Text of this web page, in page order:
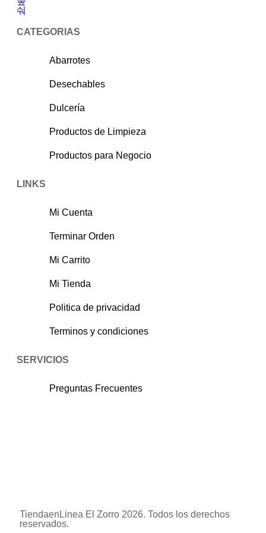
CATEGORIAS
Abarrotes
Desechables
Dulcería
Productos de Limpieza
Productos para Negocio
LINKS
Mi Cuenta
Terminar Orden
Mi Carrito
Mi Tienda
Politica de privacidad
Terminos y condiciones
SERVICIOS
Preguntas Frecuentes
TiendaenLinea El Zorro 2026. Todos los derechos
reservados.